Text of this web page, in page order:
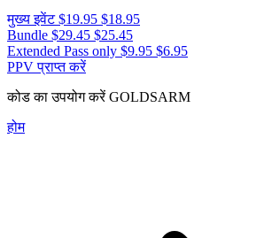
मुख्य इवेंट$19.95 $18.95
Bundle $29.45 $25.45
Extended Pass only $9.95 $6.95
PPV प्राप्त करें
कोड का उपयोग करेंGOLDSARM
होम